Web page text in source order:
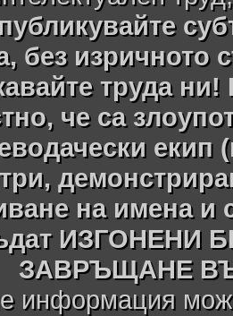
без изричното
труда ни!
че са
екип
на имена
ИЗГОНЕНИ
ЗАВРЪЩАНЕ
информация